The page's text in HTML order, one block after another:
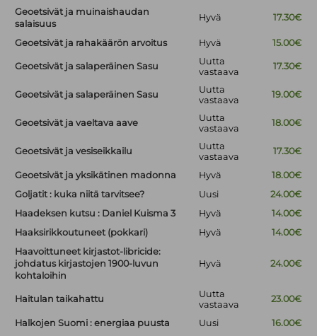
Geoetsivät ja muinaishaudan
salaisuus
Hyvä 17.30€
Geoetsivät ja rahakäärön arvoitus Hyvä 15.00€
Geoetsivät ja salaperäinen Sasu
Uutta
vastaava
17.30€
Geoetsivät ja salaperäinen Sasu
Uutta
vastaava
19.00€
Geoetsivät ja vaeltava aave
Uutta
vastaava
18.00€
Geoetsivät ja vesiseikkailu
Uutta
vastaava
17.30€
Geoetsivät ja yksikätinen madonna Hyvä
18.00€
Goljatit : kuka niitä tarvitsee?
Uusi
24.00€
Haadeksen kutsu : Daniel Kuisma 3
Hyvä
14.00€
Haaksirikkoutuneet (pokkari)
Hyvä
14.00€
Haavoittuneet kirjastot-libricide:
johdatus kirjastojen 1900-luvun
kohtaloihin
Hyvä 24.00€
Haitulan taikahattu
Uutta
vastaava
23.00€
Halkojen Suomi : energiaa puusta Uusi
16.00€